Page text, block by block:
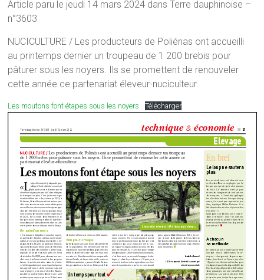
Article paru le jeudi 14 mars 2024 dans Terre dauphinoise –
n°3603
NUCICULTURE / Les producteurs de Poliénas ont accueilli
au printemps dernier un troupeau de 1 200 brebis pour
pâturer sous les noyers. Ils se promettent de renouveler
cette année ce partenariat éleveur-nuciculteur.
Les moutons font étapes sous les noyers Télécharger